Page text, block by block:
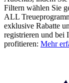
Filtern wählen Sie
ALL
exklusive Rabatte
registrieren und bei
profitieren: Mehr